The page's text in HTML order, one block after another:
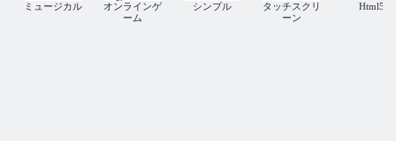
ミュージカル
オンラインゲ
ーム
シンプル
タッチスクリ
ーン
Html5